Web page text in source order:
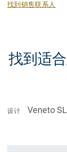
找到销售联系人
找到适
设计 Veneto